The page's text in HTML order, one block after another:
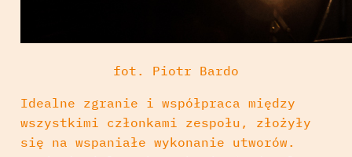
fot. Piotr Bardo
Idealne zgranie i współpraca między
wszystkimi członkami zespołu, złożyły
się na wspaniałe wykonanie utworów.